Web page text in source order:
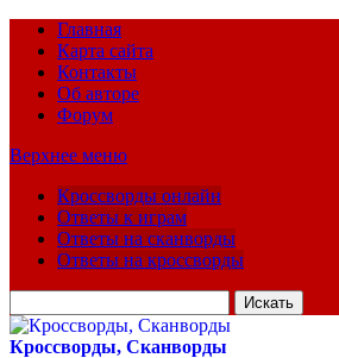
Главная
Карта сайта
Контакты
Об авторе
Форум
Верхнее меню
Кроссворды онлайн
Ответы к играм
Ответы на сканворды
Ответы на кроссворды
для:
Кроссворды, Сканворды